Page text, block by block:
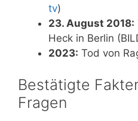
tv)
23. August 2018:
Heck in Berlin
2023: Tod von
Bestätigte
Fragen